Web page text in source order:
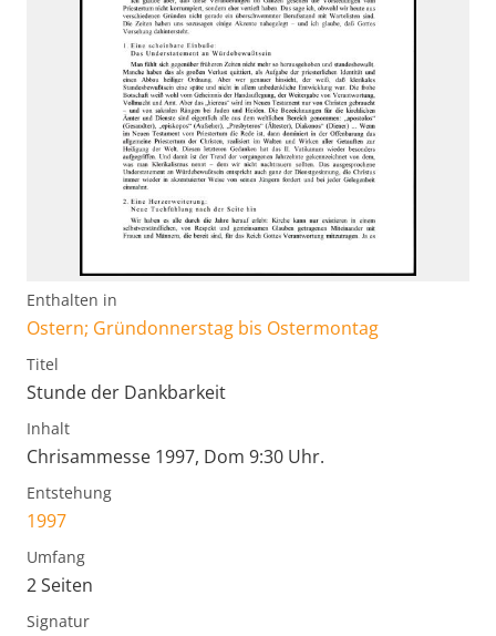
Enthalten in
Ostern; Gründonnerstag bis Ostermontag
Titel
Stunde der Dankbarkeit
Inhalt
Chrisammesse 1997, Dom 9:30 Uhr.
Entstehung
1997
Umfang
2 Seiten
Signatur